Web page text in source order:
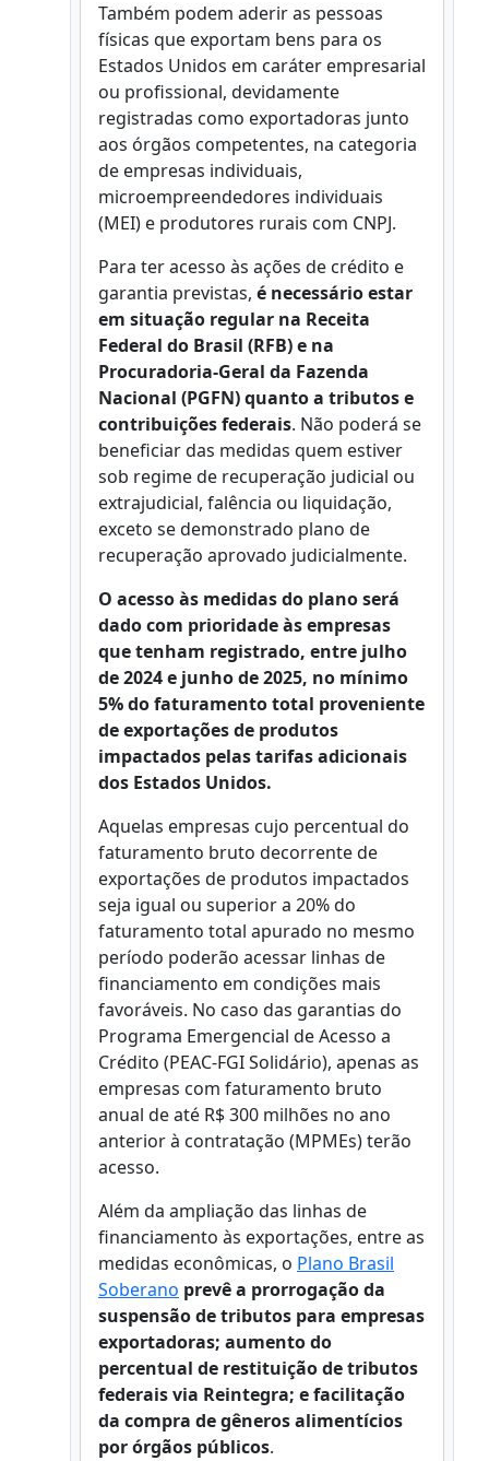
Também podem aderir as pessoas
físicas que exportam bens para os
Estados Unidos em caráter empresarial
ou profissional, devidamente
registradas como exportadoras junto
aos órgãos competentes, na categoria
de empresas individuais,
microempreendedores individuais
(MEI) e produtores rurais com CNPJ.
Para ter acesso às ações de crédito e
garantia previstas, é necessário estar
em situação regular na Receita
Federal do Brasil (RFB) e na
Procuradoria-Geral da Fazenda
Nacional (PGFN) quanto a tributos e
contribuições federais. Não poderá se
beneficiar das medidas quem estiver
sob regime de recuperação judicial ou
extrajudicial, falência ou liquidação,
exceto se demonstrado plano de
recuperação aprovado judicialmente.
O acesso às medidas do plano será
dado com prioridade às empresas
que tenham registrado, entre julho
de 2024 e junho de 2025, no mínimo
5% do faturamento total proveniente
de exportações de produtos
impactados pelas tarifas adicionais
dos Estados Unidos.
Aquelas empresas cujo percentual do
faturamento bruto decorrente de
exportações de produtos impactados
seja igual ou superior a 20% do
faturamento total apurado no mesmo
período poderão acessar linhas de
financiamento em condições mais
favoráveis. No caso das garantias do
Programa Emergencial de Acesso a
Crédito (PEAC-FGI Solidário), apenas as
empresas com faturamento bruto
anual de até R$ 300 milhões no ano
anterior à contratação (MPMEs) terão
acesso.
Além da ampliação das linhas de
financiamento às exportações, entre as
medidas econômicas, o Plano Brasil
Soberano prevê a prorrogação da
suspensão de tributos para empresas
exportadoras; aumento do
percentual de restituição de tributos
federais via Reintegra; e facilitação
da compra de gêneros alimentícios
por órgãos públicos.